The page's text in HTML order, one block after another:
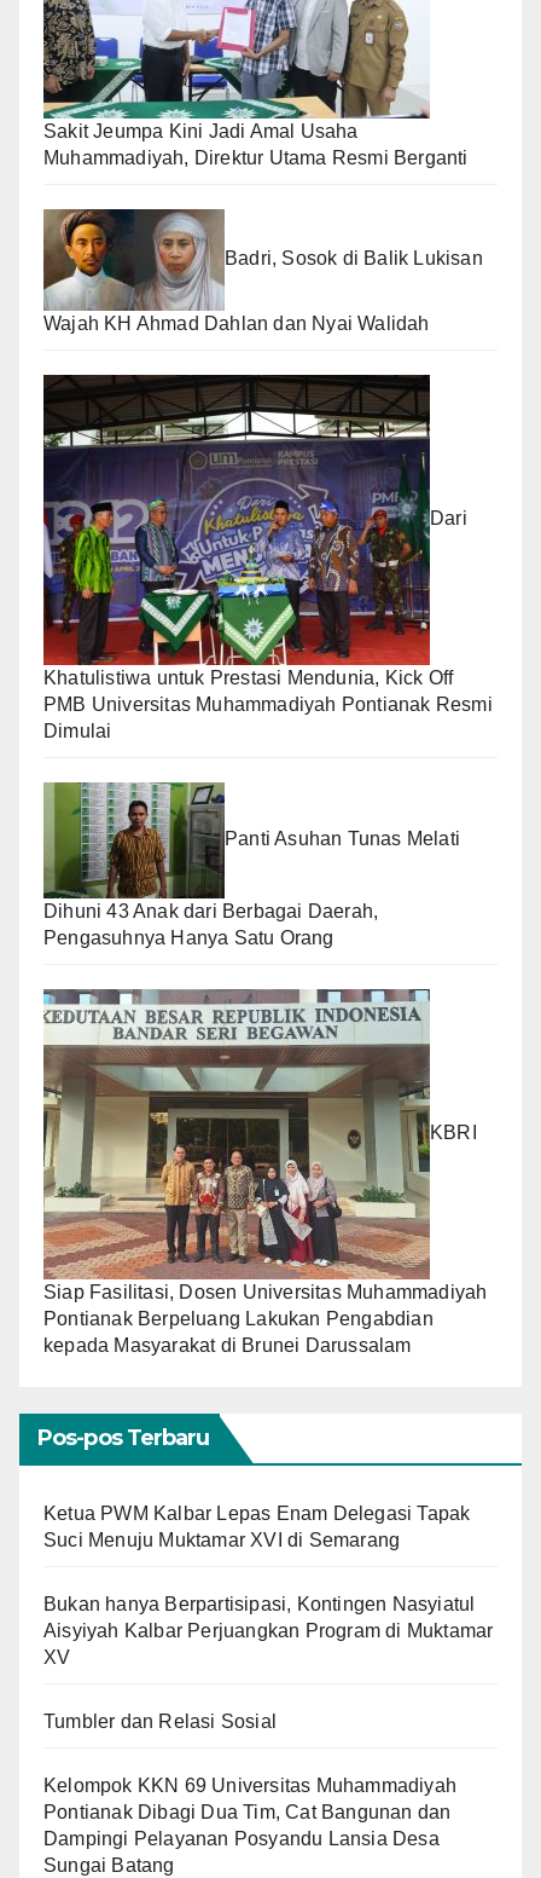
Sakit Jeumpa Kini Jadi Amal Usaha
Muhammadiyah, Direktur Utama Resmi Berganti
Badri, Sosok di Balik Lukisan
Wajah KH Ahmad Dahlan dan Nyai Walidah
Dari
Khatulistiwa untuk Prestasi Mendunia, Kick Off
PMB Universitas Muhammadiyah Pontianak Resmi
Dimulai
Panti Asuhan Tunas Melati
Dihuni 43 Anak dari Berbagai Daerah,
Pengasuhnya Hanya Satu Orang
KBRI
Siap Fasilitasi, Dosen Universitas Muhammadiyah
Pontianak Berpeluang Lakukan Pengabdian
kepada Masyarakat di Brunei Darussalam
Pos-pos Terbaru
Ketua PWM Kalbar Lepas Enam Delegasi Tapak
Suci Menuju Muktamar XVI di Semarang
Bukan hanya Berpartisipasi, Kontingen Nasyiatul
Aisyiyah Kalbar Perjuangkan Program di Muktamar
XV
Tumbler dan Relasi Sosial
Kelompok KKN 69 Universitas Muhammadiyah
Pontianak Dibagi Dua Tim, Cat Bangunan dan
Dampingi Pelayanan Posyandu Lansia Desa
Sungai Batang